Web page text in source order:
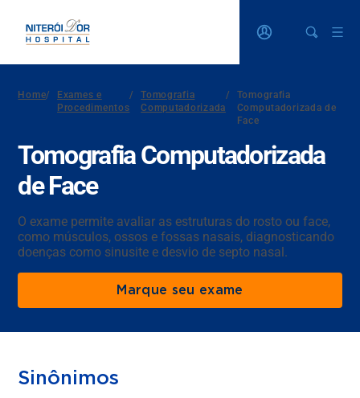
Home/
Exames e
Procedimentos
/
Tomografia
Computadorizada
/
Tomografia
Computadorizada de
Face
Tomografia Computadorizada
de Face
O exame permite avaliar as estruturas do rosto ou face,
como músculos, ossos e fossas nasais, diagnosticando
doenças como sinusite e desvio de septo nasal.
Marque seu exame
Sinônimos